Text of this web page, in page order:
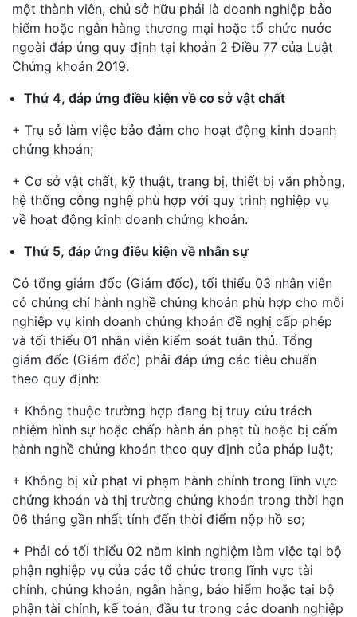
một thành viên, chủ sở hữu phải là doanh nghiệp bảo
hiểm hoặc ngân hàng thương mại hoặc tổ chức nước
ngoài đáp ứng quy định tại khoản 2 Điều 77 của Luật
Chứng khoán 2019.
Thứ 4, đáp ứng điều kiện về cơ sở vật chất
+ Trụ sở làm việc bảo đảm cho hoạt động kinh doanh
chứng khoán;
+ Cơ sở vật chất, kỹ thuật, trang bị, thiết bị văn phòng,
hệ thống công nghệ phù hợp với quy trình nghiệp vụ
về hoạt động kinh doanh chứng khoán.
Thứ 5, đáp ứng điều kiện về nhân sự
Có tổng giám đốc (Giám đốc), tối thiểu 03 nhân viên
có chứng chỉ hành nghề chứng khoán phù hợp cho mỗi
nghiệp vụ kinh doanh chứng khoán đề nghị cấp phép
và tối thiểu 01 nhân viên kiểm soát tuân thủ. Tổng
giám đốc (Giám đốc) phải đáp ứng các tiêu chuẩn
theo quy định:
+ Không thuộc trường hợp đang bị truy cứu trách
nhiệm hình sự hoặc chấp hành án phạt tù hoặc bị cấm
hành nghề chứng khoán theo quy định của pháp luật;
+ Không bị xử phạt vi phạm hành chính trong lĩnh vực
chứng khoán và thị trường chứng khoán trong thời hạn
06 tháng gần nhất tính đến thời điểm nộp hồ sơ;
+ Phải có tối thiểu 02 năm kinh nghiệm làm việc tại bộ
phận nghiệp vụ của các tổ chức trong lĩnh vực tài
chính, chứng khoán, ngân hàng, bảo hiểm hoặc tại bộ
phận tài chính, kế toán, đầu tư trong các doanh nghiệp